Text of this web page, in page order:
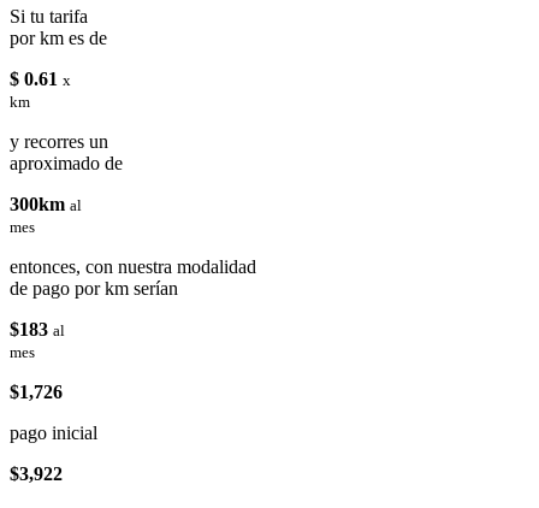
Si tu tarifa
por km es de
$ 0.61 x
km
y recorres un
aproximado de
300km al
mes
entonces, con nuestra modalidad
de pago por km serían
$183 al
mes
$1,726
pago inicial
$3,922